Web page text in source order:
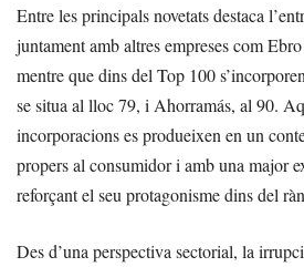
Entre les principals novetats destaca
juntament amb altres empreses com
mentre que dins del Top 100
se situa al lloc 79, i Ahorramás, al 90.
incorporacions es produeixen en un
propers al consumidor i amb una major
reforçant el seu protagonisme dins del
Des d’una perspectiva sectorial, la